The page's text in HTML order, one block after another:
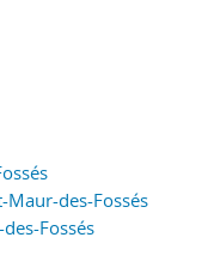
Maur-des-Fossés
Fossés